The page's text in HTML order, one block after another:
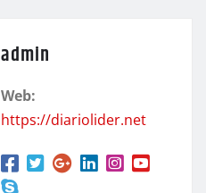
admin
Web:
https://diariolider.net